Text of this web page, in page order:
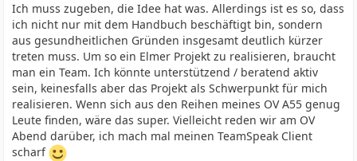
Ich muss zugeben, die Idee hat was. Allerdings ist es so, dass
ich nicht nur mit dem Handbuch beschäftigt bin, sondern
aus gesundheitlichen Gründen insgesamt deutlich kürzer
treten muss. Um so ein Elmer Projekt zu realisieren, braucht
man ein Team. Ich könnte unterstützend / beratend aktiv
sein, keinesfalls aber das Projekt als Schwerpunkt für mich
realisieren. Wenn sich aus den Reihen meines OV A55 genug
Leute finden, wäre das super. Vielleicht reden wir am OV
Abend darüber, ich mach mal meinen TeamSpeak Client
scharf